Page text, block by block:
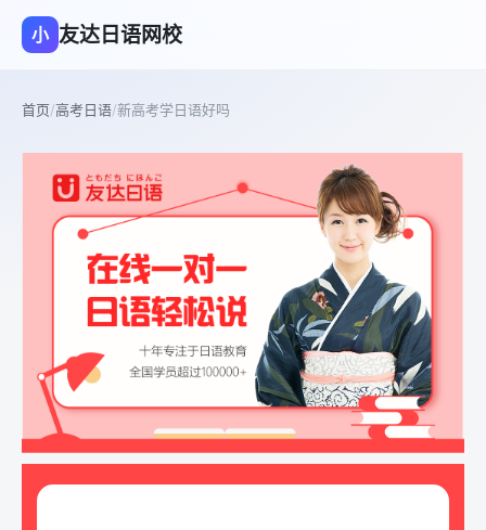
小 友达日语网校
首页/高考日语/新高考学日语好吗